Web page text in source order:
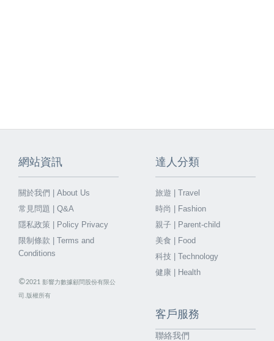
網站資訊
關於我們 | About Us
常見問題 | Q&A
隱私政策 | Policy Privacy
限制條款 | Terms and
Conditions
©2021 影響力數據顧問股份有限公
司.版權所有
達人分類
旅遊 | Travel
時尚 | Fashion
親子 | Parent-child
美食 | Food
科技 | Technology
健康 | Health
客戶服務
聯絡我們